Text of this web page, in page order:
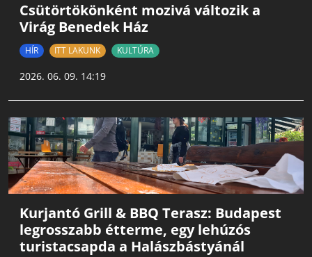
Csütörtökönként mozivá változik a
Virág Benedek Ház
HÍR ITT LAKUNK KULTÚRA
2026. 06. 09. 14:19
Kurjantó Grill & BBQ Terasz: Budapest
legrosszabb étterme, egy lehúzós
turistacsapda a Halászbástyánál